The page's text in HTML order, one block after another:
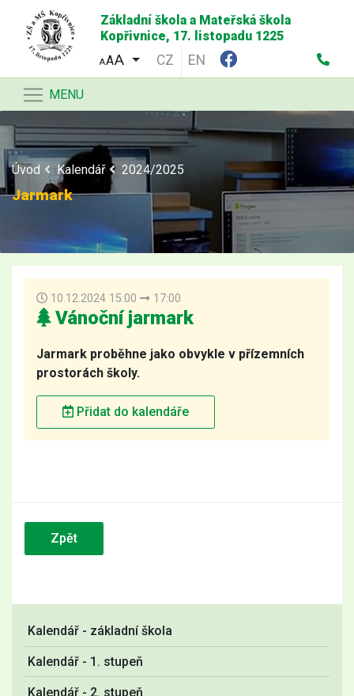
Základní škola a Mateřská škola
Kopřivnice, 17. listopadu 1225
AA CZ EN
MENU
Úvod Kalendář 2024/2025
Jarmark
Kalendář - základní škola
Kalendář - 1. stupeň
Kalendář - 2. stupeň
10.12.2024 15:00 17:00
Vánoční jarmark
Jarmark proběhne jako obvykle v přízemních
prostorách školy.
Přidat do kalendáře
Zpět